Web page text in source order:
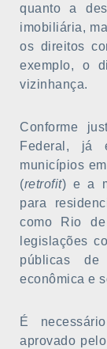
quanto a
imobiliária,
os direitos
exemplo, o
vizinhança.
Conforme
Federal, já
municípios
(retrofit) e a
para
como Rio
legislações
públicas de
econômica e
É
aprovado